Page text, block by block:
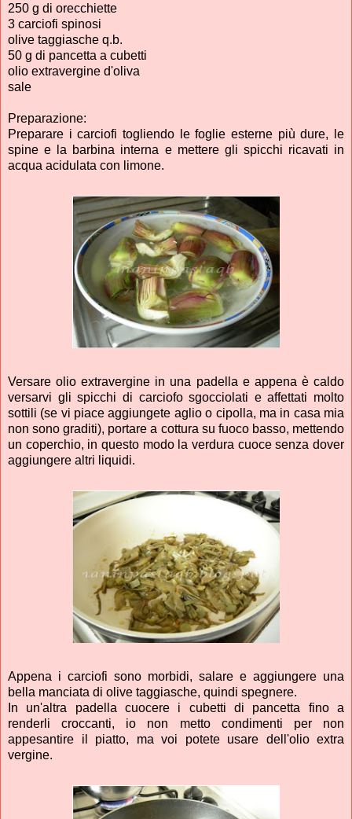
250 g di orecchiette
3 carciofi spinosi
olive taggiasche q.b.
50 g di pancetta a cubetti
olio extravergine d'oliva
sale
Preparazione:
Preparare i carciofi togliendo le foglie esterne più dure, le
spine e la barbina interna e mettere gli spicchi ricavati in
acqua acidulata con limone.
Versare olio extravergine in una padella e appena è caldo
versarvi gli spicchi di carciofo sgocciolati e affettati molto
sottili (se vi piace aggiungete aglio o cipolla, ma in casa mia
non sono graditi), portare a cottura su fuoco basso, mettendo
un coperchio, in questo modo la verdura cuoce senza dover
aggiungere altri liquidi.
Appena i carciofi sono morbidi, salare e aggiungere una
bella manciata di olive taggiasche, quindi spegnere.
In un'altra padella cuocere i cubetti di pancetta fino a
renderli croccanti, io non metto condimenti per non
appesantire il piatto, ma voi potete usare dell'olio extra
vergine.